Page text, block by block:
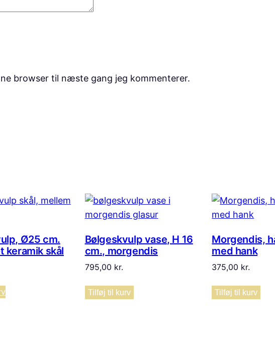
browser til næste gang jeg kommenterer.
Ø25 cm.
keramik skål
Bølgeskvulp vase, H 16
cm., morgendis
795,00 kr.
Tilføj til kurv
Morgendis,
med hank
375,00 kr.
Tilføj til kurv